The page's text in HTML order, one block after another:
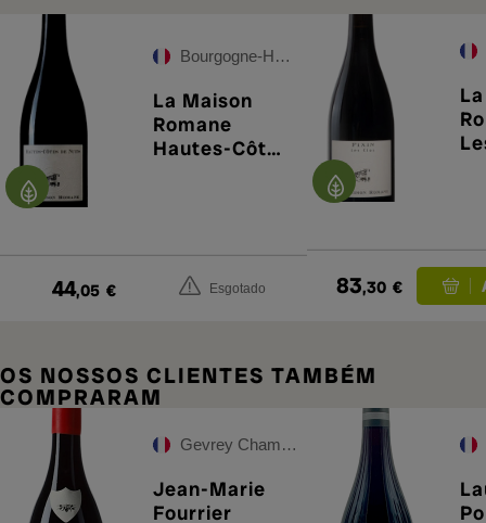
Bourgogne-Hautes-Côtes-de-Nuits
La Maison
Romane
Hautes-Côtes
44,05 € Esgotado 83,30 €
OS NOSSOS CLIENTES TAMBÉM
COMPRARAM
Gevrey Chambertin
Jean-Marie
Fourrier